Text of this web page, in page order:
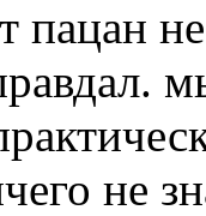
пацан
не